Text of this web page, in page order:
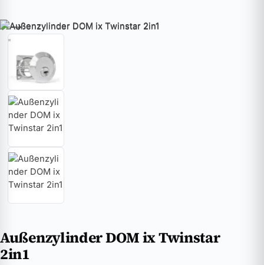
Außenzylinder DOM ix Twinstar
2in1